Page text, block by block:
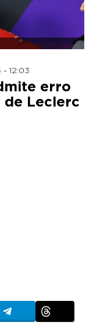
12:03
erro
Leclerc